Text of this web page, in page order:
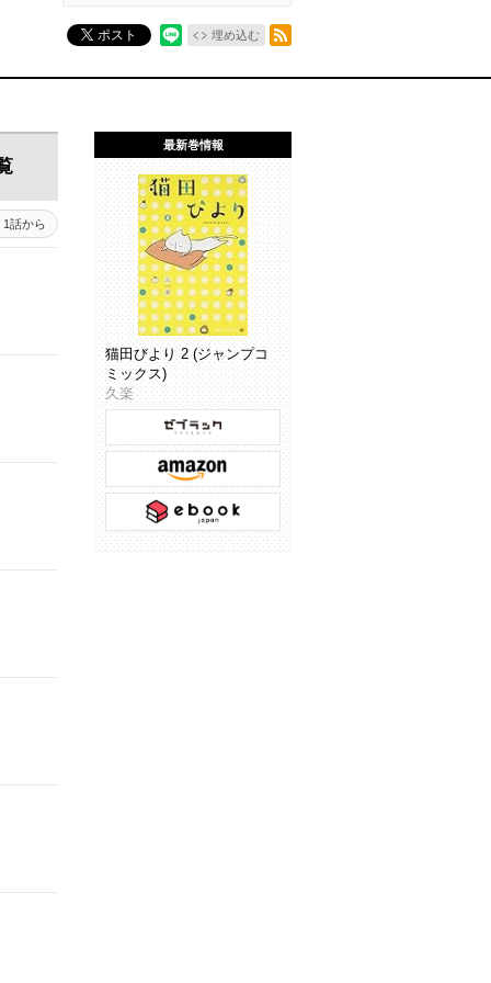
ポスト 埋め込む
1話から
最新巻情報
猫田びより 2 (ジャンプコ
ミックス)
久楽